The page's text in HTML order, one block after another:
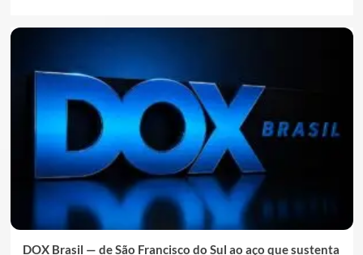
DOX Brasil — de São Francisco do Sul ao aço que sustenta